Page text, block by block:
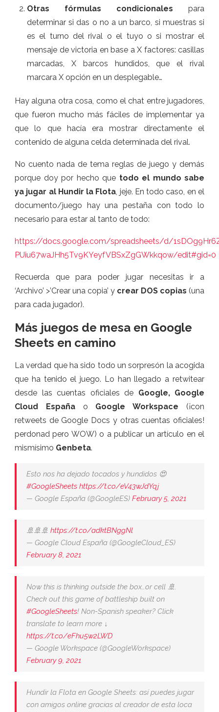
Otras fórmulas condicionales para
determinar si das o no a un barco, si muestras si
es el turno del rival o el tuyo o si mostrar el
mensaje de victoria en base a X factores: casillas
marcadas, X barcos hundidos, que el rival
marcara X opción en un desplegable…
Hay alguna otra cosa, como el chat entre jugadores,
que fueron mucho más fáciles de implementar ya
que lo que hacía era mostrar directamente el
contenido de alguna celda determinada del rival.
No cuento nada de tema reglas de juego y demás
porque doy por hecho que todo el mundo sabe
ya jugar al Hundir la Flota, jeje. En todo caso, en el
documento/juego hay una pestaña con todo lo
necesario para estar al tanto de todo:
https://docs.google.com/spreadsheets/d/
PUiu67waJHh5Tv9KYeyfVBSxZgGWkkqow/edit#gid=0
Recuerda que para poder jugar necesitas ir a
‘Archivo’ >’Crear una copia’ y crear DOS copias (una
para cada jugador).
Más juegos de mesa en Google
Sheets en camino
La verdad que ha sido todo un sorpresón la acogida
que ha tenido el juego. Lo han llegado a retwitear
desde las cuentas oficiales de Google, Google
Cloud Españao Google Workspace (¡con
retweets de Google Docs y otras cuentas oficiales!
perdonad pero WOW) o a publicar un artículo en el
mismísimo Genbeta.
Esto nos ha dejado tocados y hundidos 😍
#GoogleSheets https://t.co/eV43wJdYqj
— Google España (@GoogleES) February 5, 2021
🚢🚢🚢 https://t.co/adktBNggNl
— Google Cloud España (@GoogleCloud_ES)
February 8, 2021
Now this is thinking outside the box…or cell 🚢.
Check out this game of battleship built on
#GoogleSheets! Non-Spanish speaker? Click
translate to learn more ↓
https://t.co/eFhu5w2LWD
— Google Workspace (@GoogleWorkspace)
February 9, 2021
Hundir la Flota en Google Sheets: así puedes jugar
con amigos online gracias al creador de esta loca